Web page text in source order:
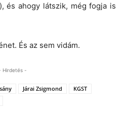
és ahogy látszik, még fogja is
És az sem vidám.
Hirdetés -
Járai Zsigmond
KGST